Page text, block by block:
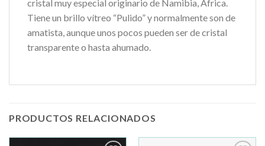
cristal muy especial originario de Namibia, África.
Tiene un brillo vítreo “Pulido” y normalmente son de
amatista, aunque unos pocos pueden ser de cristal
transparente o hasta ahumado.
PRODUCTOS RELACIONADOS